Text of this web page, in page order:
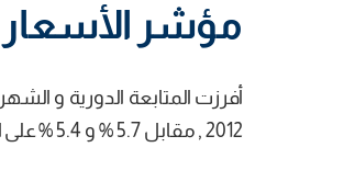
مؤشر الأسعار
2012 , مقابل 5.7 % و 5.4 % على التوالي في شھري فيفري و مارس من السنة الحالية.